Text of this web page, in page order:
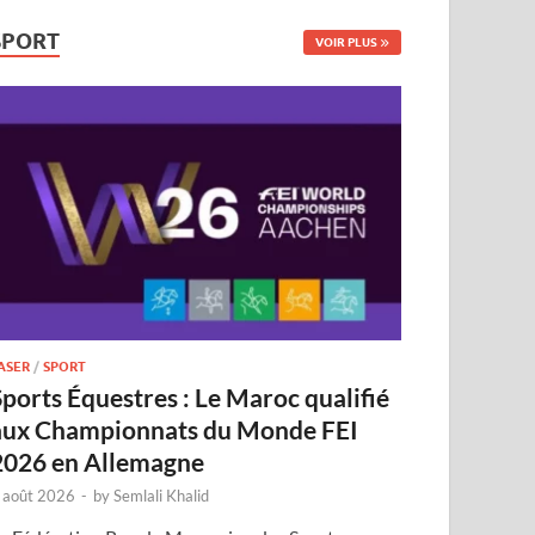
VOIR PLUS
/SPORT
Équestres : Le Maroc qualifié
Championnats du Monde FEI
en Allemagne
2026 - bySemlali Khalid